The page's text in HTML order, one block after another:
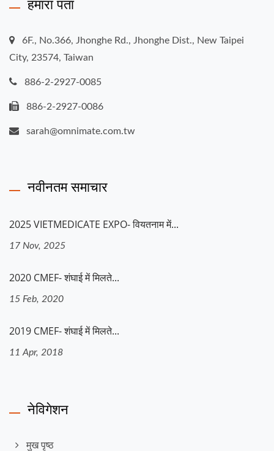
हमारा पता
6F., No.366, Jhonghe Rd., Jhonghe Dist., New Taipei
City, 23574, Taiwan
886-2-2927-0085
886-2-2927-0086
sarah@omnimate.com.tw
नवीनतम समाचार
2025 VIETMEDICATE EXPO- वियतनाम में...
17 Nov, 2025
2020 CMEF- शंघाई में मिलते...
15 Feb, 2020
2019 CMEF- शंघाई में मिलते...
11 Apr, 2018
नेविगेशन
मुख पृष्ठ